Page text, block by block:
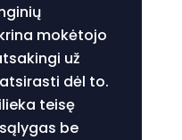
mokėtojo
už
dėl to.
teisę
be